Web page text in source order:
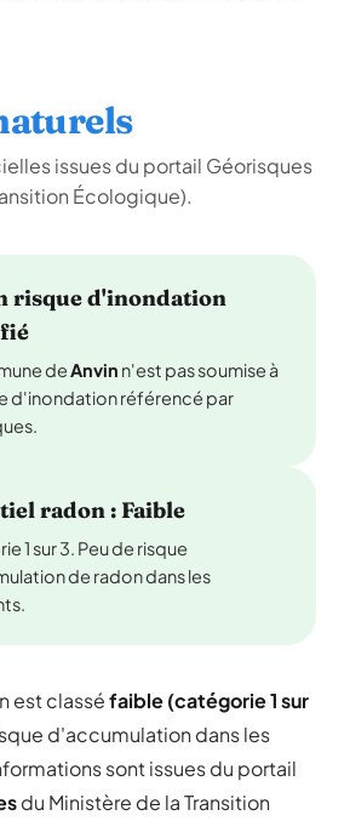
issues du portail Géorisques
Écologique).
risque d'inondation
deAnvin n'est pas soumise à
d'inondation référencé par
radon : Faible
1 sur 3. Peu de risque
de radon dans les
est classéfaible (catégorie 1 sur
d'accumulation dans les
sont issues du portail
du Ministère de la Transition